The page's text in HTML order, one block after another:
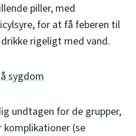
piller, med
for at få feberen til
rigeligt med vand.
sygdom
undtagen for de grupper,
(se